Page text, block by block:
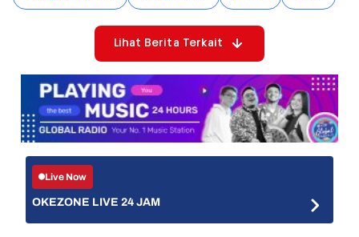
Lihat Berita Terkait
Live Now
OKEZONE LIVE 24 JAM